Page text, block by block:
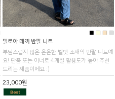
델로아 데끼 반팔 니트
부담스럽지 않은 은은한 벨벳 소재의 반팔 니트예
요! 단품 또는 이너로 4계절 활용도가 높아 추천
드리는 제품이에요 :)
23,000원